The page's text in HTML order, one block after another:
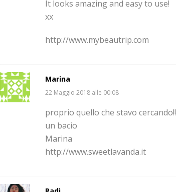
It looks amazing and easy to use!
xx
http://www.mybeautrip.com
Marina
22 Maggio 2018 alle 00:08
proprio quello che stavo cercando!!
un bacio
Marina
http://www.sweetlavanda.it